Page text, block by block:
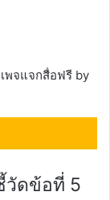
พจแจกสื่อฟรี by
วัดข้อที่ 5